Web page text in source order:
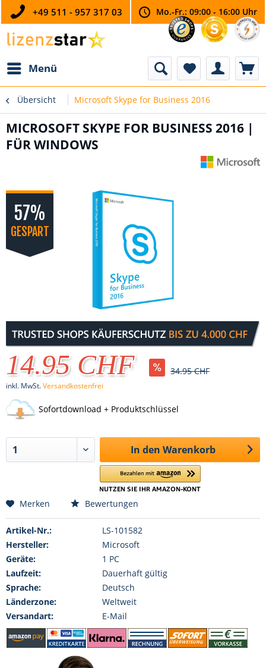
+49 511 - 957 317 03 Mo.-Fr.: 09:00 - 16:00 Uhr
Menü
Übersicht Microsoft Skype for Business 2016
MICROSOFT SKYPE FOR BUSINESS 2016 |
FÜR WINDOWS
57%
GESPART
14.95 CHF 34.95 CHF
inkl. MwSt.Versandkostenfrei
Sofortdownload + Produktschlüssel
In den Warenkorb
Merken Bewertungen
Artikel-Nr.:
LS-101582
Hersteller:
Microsoft
Geräte:
1 PC
Laufzeit:
Dauerhaft gültig
Sprache:
Deutsch
Länderzone:
Weltweit
Versandart:
E-Mail